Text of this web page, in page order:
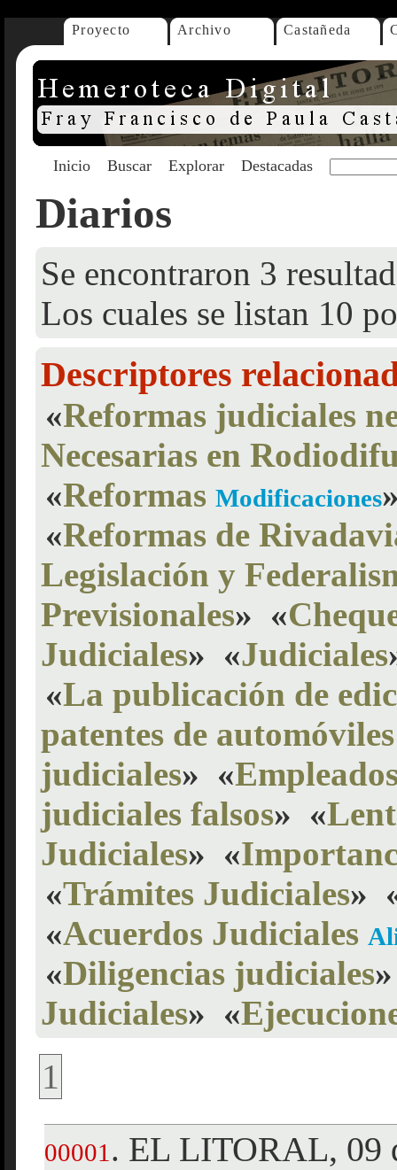
Proyecto Archivo Castañeda
Inicio Buscar Explorar Destacadas
Diarios
Se encontraron 3
Los cuales se listan 10
Descriptores
«Reformas judiciales
Necesarias en
«Reformas Modificaciones
«Reformas de
Legislación y
Previsionales» «
Judiciales» «Judiciales
«La publicación de
patentes de
judiciales» «
judiciales falsos» «
Judiciales» «
«Trámites Judiciales»
«Acuerdos Judiciales
«Diligencias judiciales»
Judiciales» «
1
00001 . EL LITORAL, 09